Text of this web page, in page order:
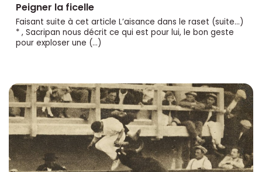
Peigner la ficelle
Faisant suite à cet article L’aisance dans le raset (suite...)
* , Sacripan nous décrit ce qui est pour lui, le bon geste
pour exploser une (…)